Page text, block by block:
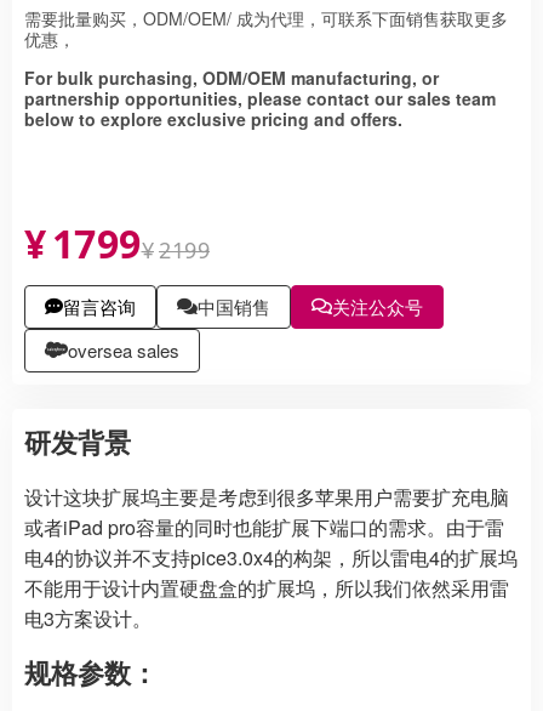
需要批量购买，ODM/OEM/ 成为代理，可联系下面销售获取更多
优惠，
For bulk purchasing, ODM/OEM manufacturing, or
partnership opportunities, please contact our sales team
below to explore exclusive pricing and offers.
¥1799¥2199
留言咨询 中国销售
关注公众号
oversea sales
研发背景
设计这块扩展坞主要是考虑到很多苹果用户需要扩充电脑
或者iPad pro容量的同时也能扩展下端口的需求。由于雷
电4的协议并不支持pice3.0x4的构架，所以雷电4的扩展坞
不能用于设计内置硬盘盒的扩展坞，所以我们依然采用雷
电3方案设计。
规格参数：